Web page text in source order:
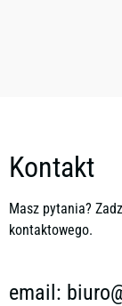
Kontakt
Masz pytania?
kontaktowego.
email: